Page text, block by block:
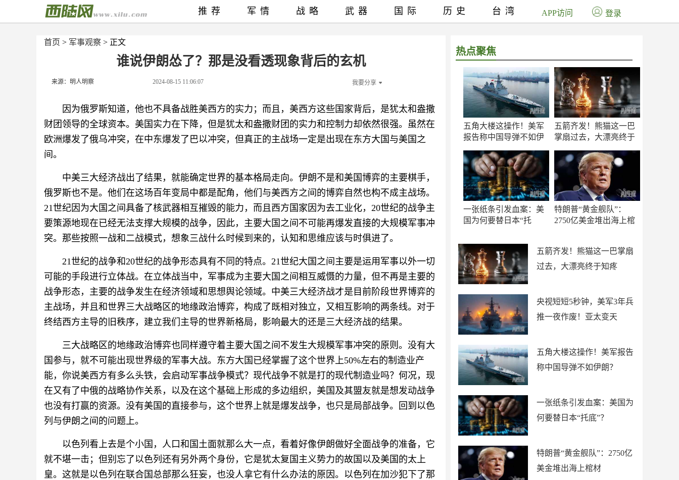
首页 > 军事观察 > 正文
谁说伊朗怂了？那是没看透现象背后的玄机
来源：明人明察 2024-08-15 11:06:07 我要分享
因为俄罗斯知道，他也不具备战胜美西方的实力；而且，美西方这些国家背后，是犹太和盎撒
财团领导的全球资本。美国实力在下降，但是犹太和盎撒财团的实力和控制力却依然很强。虽然在
欧洲爆发了俄乌冲突，在中东爆发了巴以冲突，但真正的主战场一定是出现在东方大国与美国之
间。
中美三大经济战出了结果，就能确定世界的基本格局走向。伊朗不是和美国博弈的主要棋手，
俄罗斯也不是。他们在这场百年变局中都是配角，他们与美西方之间的博弈自然也构不成主战场。
21世纪因为大国之间具备了核武器相互摧毁的能力，而且西方国家因为去工业化，20世纪的战争主
要策源地现在已经无法支撑大规模的战争，因此，主要大国之间不可能再爆发直接的大规模军事冲
突。那些按照一战和二战模式，想象三战什么时候到来的，认知和思维应该与时俱进了。
21世纪的战争和20世纪的战争形态具有不同的特点。21世纪大国之间主要是运用军事以外一切
可能的手段进行立体战。在立体战当中，军事成为主要大国之间相互威慑的力量，但不再是主要的
战争形态，主要的战争发生在经济领域和思想舆论领域。中美三大经济战才是目前阶段世界博弈的
主战场，并且和世界三大战略区的地缘政治博弈，构成了既相对独立，又相互影响的两条线。对于
终结西方主导的旧秩序，建立我们主导的世界新格局，影响最大的还是三大经济战的结果。
三大战略区的地缘政治博弈也同样遵守着主要大国之间不发生大规模军事冲突的原则。没有大
国参与，就不可能出现世界级的军事大战。东方大国已经掌握了这个世界上50%左右的制造业产
能，你说美西方有多么头铁，会启动军事战争模式？现代战争不就是打的现代制造业吗？何况，现
在又有了中俄的战略协作关系，以及在这个基础上形成的多边组织，美国及其盟友就是想发动战争
也没有打赢的资源。没有美国的直接参与，这个世界上就是爆发战争，也只是局部战争。回到以色
列与伊朗之间的问题上。
以色列看上去是个小国，人口和国土面就那么大一点，看着好像伊朗做好全面战争的准备，它
就不堪一击；但别忘了以色列还有另外两个身份，它是犹太复国主义势力的故国以及美国的太上
皇。这就是以色列在联合国总部那么狂妄，也没人拿它有什么办法的原因。以色列在加沙犯下了那
热点聚焦
五角大楼这操作！美军
报告称中国导弹不如伊
五箭齐发！熊猫这一巴
掌扇过去，大漂亮终于
一张纸条引发血案：美
国为何要替日本“托
特朗普“黄金舰队”：
2750亿美金堆出海上棺
五箭齐发！熊猫这一巴掌扇
过去，大漂亮终于知疼
央视短短5秒钟，美军3年兵
推一夜作废！亚太变天
五角大楼这操作！美军报告
称中国导弹不如伊朗？
一张纸条引发血案：美国为
何要替日本“托底”？
特朗普“黄金舰队”：2750亿
美金堆出海上棺材
推荐 军情 战略 武器 国际 历史 台湾 APP访问 登录